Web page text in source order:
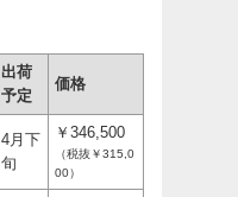
出荷
予定
価格
4月下
旬
￥346,500
（税抜￥315,0
00）